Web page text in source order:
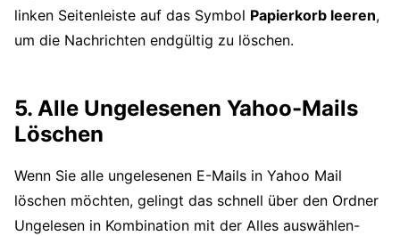
linken Seitenleiste auf das Symbol Papierkorb leeren,
um die Nachrichten endgültig zu löschen.
5. Alle Ungelesenen Yahoo-Mails
Löschen
Wenn Sie alle ungelesenen E-Mails in Yahoo Mail
löschen möchten, gelingt das schnell über den Ordner
Ungelesen in Kombination mit der Alles auswählen-